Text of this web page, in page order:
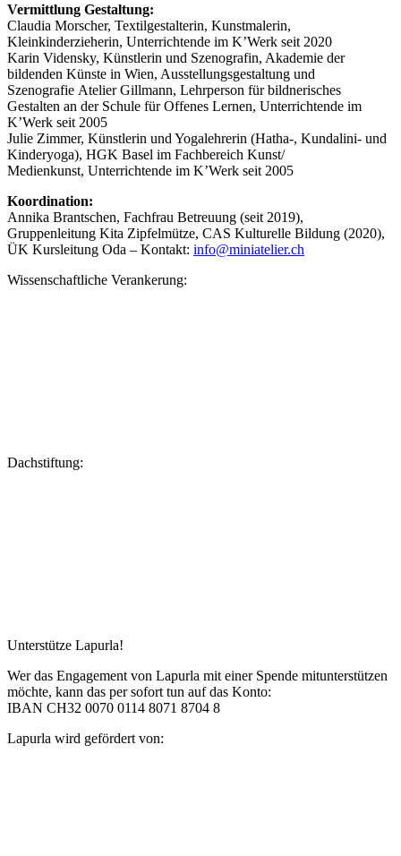
Vermittlung Gestaltung:
Claudia Morscher, Textilgestalterin, Kunstmalerin,
Kleinkinderzieherin, Unterrichtende im K’Werk seit 2020
Karin Vidensky, Künstlerin und Szenografin, Akademie der
bildenden Künste in Wien, Ausstellungsgestaltung und
Szenografie Atelier Gillmann, Lehrperson für bildnerisches
Gestalten an der Schule für Offenes Lernen, Unterrichtende im
K’Werk seit 2005
Julie Zimmer, Künstlerin und Yogalehrerin (Hatha-, Kundalini- und
Kinderyoga), HGK Basel im Fachbereich Kunst/
Medienkunst, Unterrichtende im K’Werk seit 2005
Koordination:
Annika Brantschen, Fachfrau Betreuung (seit 2019),
Gruppenleitung Kita Zipfelmütze, CAS Kulturelle Bildung (2020),
ÜK Kursleitung Oda – Kontakt: info@miniatelier.ch
Wissenschaftliche Verankerung:
Dachstiftung:
Unterstütze Lapurla!
Wer das Engagement von Lapurla mit einer Spende mitunterstützen
möchte, kann das per sofort tun auf das Konto:
IBAN CH32 0070 0114 8071 8704 8
Lapurla wird gefördert von: